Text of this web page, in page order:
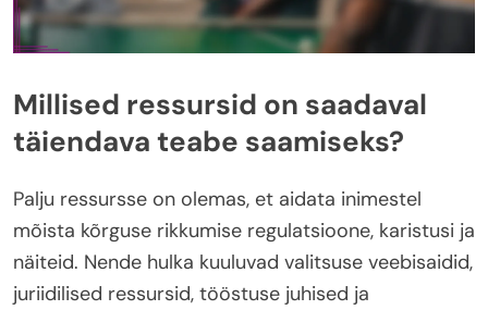
Millised ressursid on saadaval
täiendava teabe saamiseks?
Palju ressursse on olemas, et aidata inimestel
mõista kõrguse rikkumise regulatsioone, karistusi ja
näiteid. Nende hulka kuuluvad valitsuse veebisaidid,
juriidilised ressursid, tööstuse juhised ja